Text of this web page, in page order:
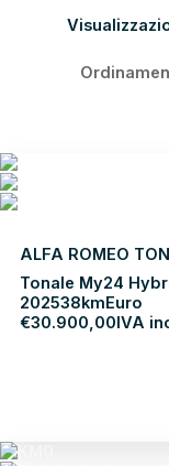
GUARDA
TUTTI
RISULTATI
ALFA ROMEO
Tonale My24
202538kmEuro
€30.900,00IVA